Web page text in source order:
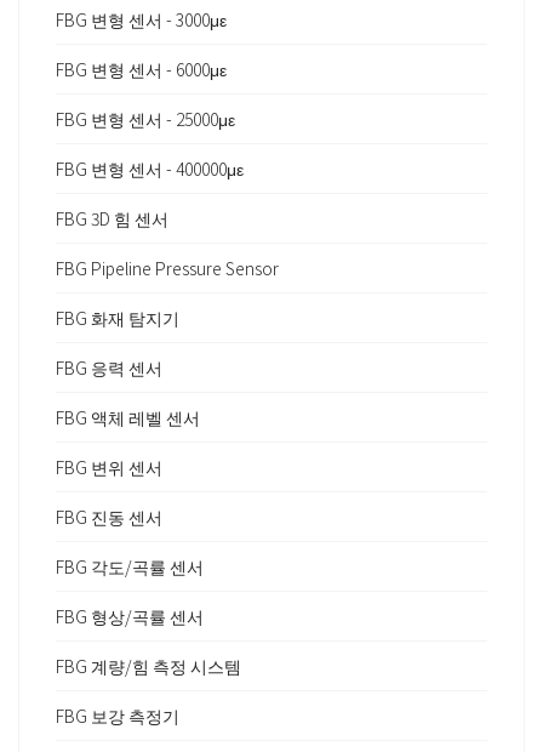
FBG 변형 센서 - 3000με
FBG 변형 센서 - 6000με
FBG 변형 센서 - 25000με
FBG 변형 센서 - 400000με
FBG 3D 힘 센서
FBG Pipeline Pressure Sensor
FBG 화재 탐지기
FBG 응력 센서
FBG 액체 레벨 센서
FBG 변위 센서
FBG 진동 센서
FBG 각도/곡률 센서
FBG 형상/곡률 센서
FBG 계량/힘 측정 시스템
FBG 보강 측정기